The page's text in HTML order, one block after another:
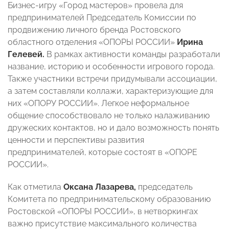
Бизнес-игру «Город мастеров» провела для
предпринимателей Председатель Комиссии по
продвижению личного бренда Ростовского
областного отделения «ОПОРЫ РОССИИ» Ирина
Гелевей. В рамках активности команды разработали
название, историю и особенности игрового города.
Также участники встречи придумывали ассоциации,
а затем составляли коллажи, характеризующие для
них «ОПОРУ РОССИИ». Легкое неформальное
общение способствовало не только налаживанию
дружеских контактов, но и дало возможность понять
ценности и перспективы развития
предпринимателей, которые состоят в «ОПОРЕ
РОССИИ».
Как отметила Оксана Лазарева, председатель
Комитета по предпринимательскому образованию
Ростовской «ОПОРЫ РОССИИ», в нетворкингах
важно присутствие максимального количества